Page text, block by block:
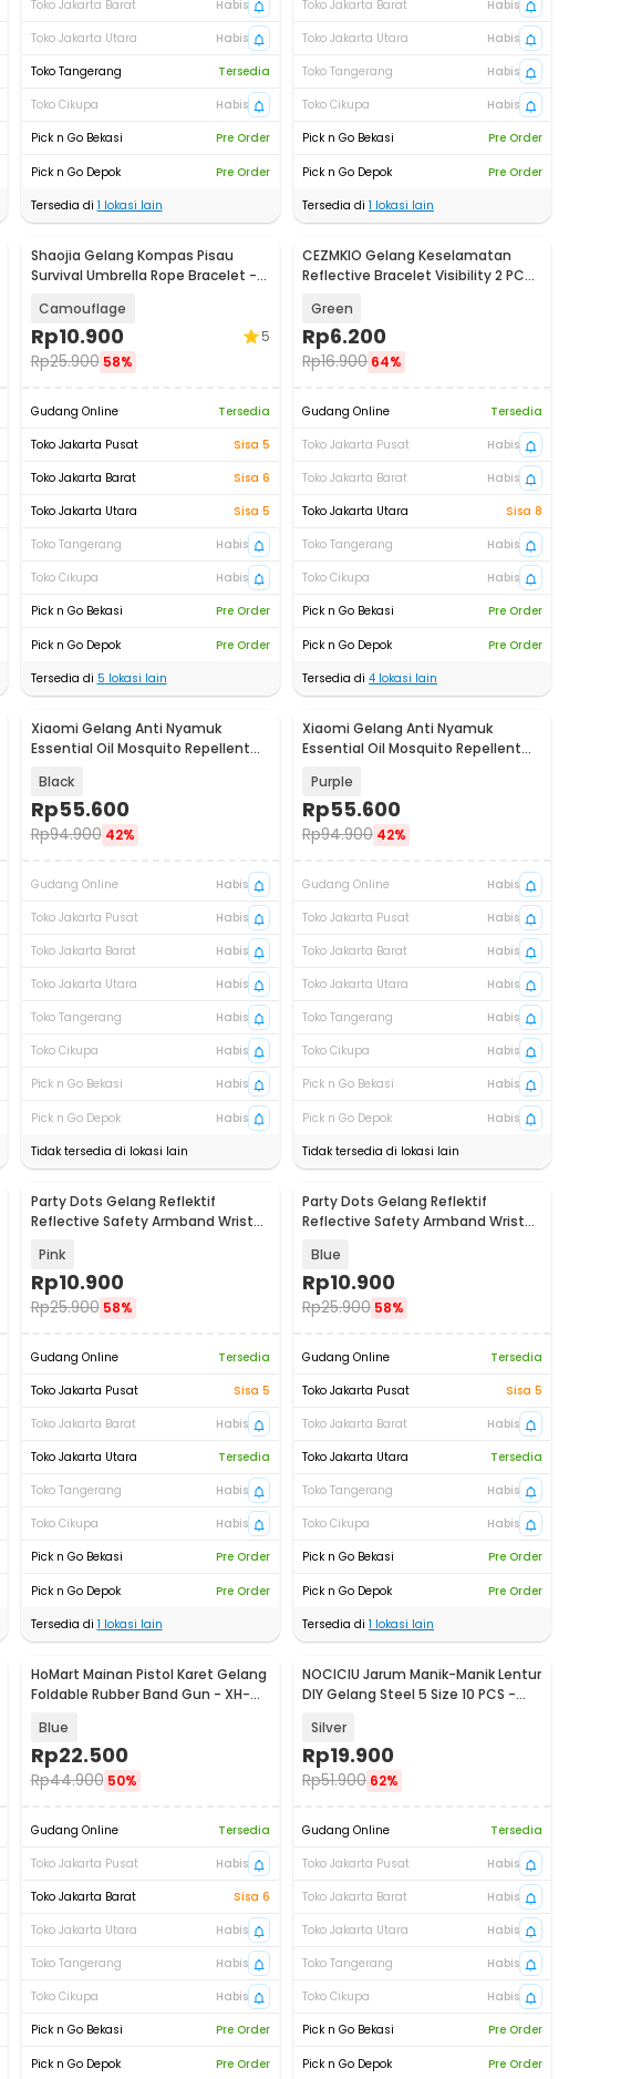
Toko Jakarta Barat
Habis
Toko Jakarta Utara
Habis
Toko Tangerang
Tersedia
Toko Cikupa
Habis
Pick n Go Bekasi
Pre Order
Pick n Go Depok
Pre Order
Tersedia di 1 lokasi lain
Toko Jakarta Barat
Habis
Toko Jakarta Utara
Habis
Toko Tangerang
Habis
Toko Cikupa
Habis
Pick n Go Bekasi
Pre Order
Pick n Go Depok
Pre Order
Tersedia di 1 lokasi lain
Shaojia Gelang Kompas Pisau
Survival Umbrella Rope Bracelet -
Camouflage
Rp10.900
Rp25.900 58%
5
Gudang Online
Tersedia
Toko Jakarta Pusat
Sisa 5
Toko Jakarta Barat
Sisa 6
Toko Jakarta Utara
Sisa 5
Toko Tangerang
Habis
Toko Cikupa
Habis
Pick n Go Bekasi
Pre Order
Pick n Go Depok
Pre Order
Tersedia di 5 lokasi lain
CEZMKIO Gelang Keselamatan
Reflective Bracelet Visibility 2 PCS
Green
Rp6.200
Rp16.900 64%
Gudang Online
Tersedia
Toko Jakarta Pusat
Habis
Toko Jakarta Barat
Habis
Toko Jakarta Utara
Sisa 8
Toko Tangerang
Habis
Toko Cikupa
Habis
Pick n Go Bekasi
Pre Order
Pick n Go Depok
Pre Order
Tersedia di 4 lokasi lain
Akan Datang
Xiaomi Gelang Anti Nyamuk
Essential Oil Mosquito Repellent
Black
Rp55.600
Rp94.900 42%
Gudang Online
Habis
Toko Jakarta Pusat
Habis
Toko Jakarta Barat
Habis
Toko Jakarta Utara
Habis
Toko Tangerang
Habis
Toko Cikupa
Habis
Pick n Go Bekasi
Habis
Pick n Go Depok
Habis
Tidak tersedia di lokasi lain
Akan Datang
Xiaomi Gelang Anti Nyamuk
Essential Oil Mosquito Repellent
Purple
Rp55.600
Rp94.900 42%
Gudang Online
Habis
Toko Jakarta Pusat
Habis
Toko Jakarta Barat
Habis
Toko Jakarta Utara
Habis
Toko Tangerang
Habis
Toko Cikupa
Habis
Pick n Go Bekasi
Habis
Pick n Go Depok
Habis
Tidak tersedia di lokasi lain
Party Dots Gelang Reflektif
Reflective Safety Armband Wrist
Pink
Rp10.900
Rp25.900 58%
Gudang Online
Tersedia
Toko Jakarta Pusat
Sisa 5
Toko Jakarta Barat
Habis
Toko Jakarta Utara
Tersedia
Toko Tangerang
Habis
Toko Cikupa
Habis
Pick n Go Bekasi
Pre Order
Pick n Go Depok
Pre Order
Tersedia di 1 lokasi lain
Party Dots Gelang Reflektif
Reflective Safety Armband Wrist
Blue
Rp10.900
Rp25.900 58%
Gudang Online
Tersedia
Toko Jakarta Pusat
Sisa 5
Toko Jakarta Barat
Habis
Toko Jakarta Utara
Tersedia
Toko Tangerang
Habis
Toko Cikupa
Habis
Pick n Go Bekasi
Pre Order
Pick n Go Depok
Pre Order
Tersedia di 1 lokasi lain
HoMart Mainan Pistol Karet Gelang
Foldable Rubber Band Gun - XH-
Blue
Rp22.500
Rp44.900 50%
Gudang Online
Tersedia
Toko Jakarta Pusat
Habis
Toko Jakarta Barat
Sisa 6
Toko Jakarta Utara
Habis
Toko Tangerang
Habis
Toko Cikupa
Habis
Pick n Go Bekasi
Pre Order
Pick n Go Depok
Pre Order
NOCICIU Jarum Manik-Manik Lentur
DIY Gelang Steel 5 Size 10 PCS -
Silver
Rp19.900
Rp51.900 62%
Gudang Online
Tersedia
Toko Jakarta Pusat
Habis
Toko Jakarta Barat
Habis
Toko Jakarta Utara
Habis
Toko Tangerang
Habis
Toko Cikupa
Habis
Pick n Go Bekasi
Pre Order
Pick n Go Depok
Pre Order